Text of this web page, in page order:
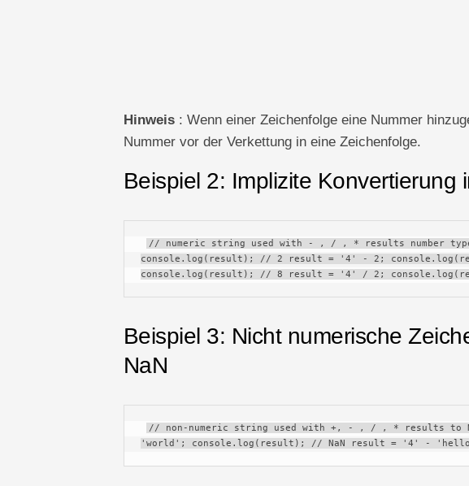
Hinweis: Wenn einer Zeichenfolge eine Nummer
Nummer vor der Verkettung in eine Zeichenfolge.
Beispiel 2: Implizite Konvertierung
// numeric string used with - , / , * results number
console.log(result); // 2 result = '4' - 2;
console.log(result); // 8 result = '4' / 2;
Beispiel 3: Nicht numerische
NaN
// non-numeric string used with +, - , / , * results
'world'; console.log(result); // NaN result = '4' -